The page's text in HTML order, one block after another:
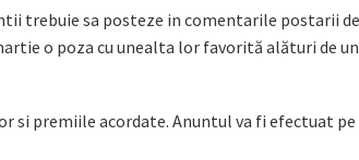
trebuie sa posteze in comentarile postarii
o poza cu unealta lor favorită alături de
si premiile acordate. Anuntul va fi efectuat